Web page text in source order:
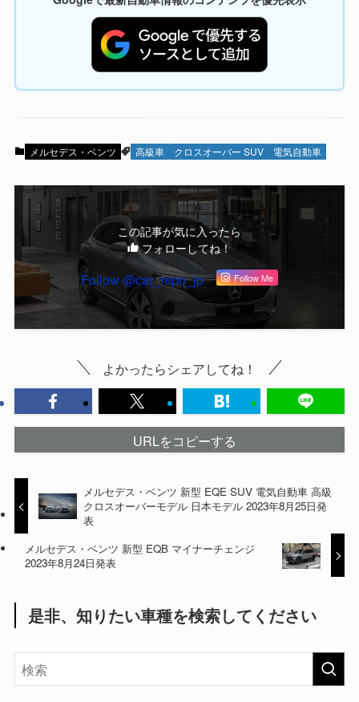
メルセデス・ベンツ 高級車 クロスオーバー SUV 電気自動車
この記事が気に入ったら
フォローしてね！
Follow @car_repo_jp Follow Me
よかったらシェアしてね！
URLをコピーする
メルセデス・ベンツ 新型 EQE SUV 電気自動車 高級
クロスオーバーモデル 日本モデル 2023年8月25日発
表
メルセデス・ベンツ 新型 EQB マイナーチェンジ
2023年8月24日発表
是非、知りたい車種を検索してください